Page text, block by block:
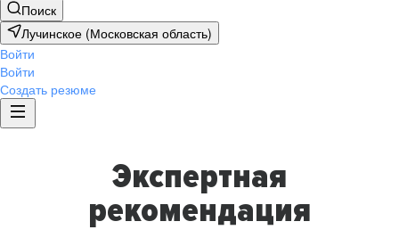
Поиск
Лучинское (Московская область)
Войти
Войти
Создать резюме
Экспертная
рекомендация